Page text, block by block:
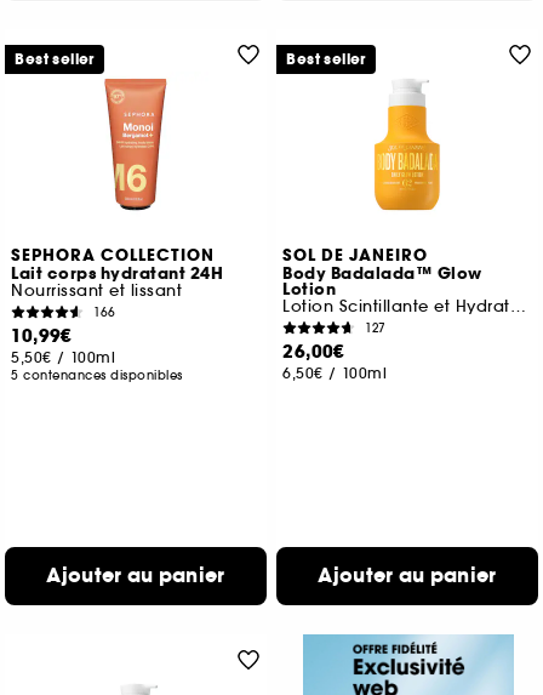
SEPHORA COLLECTION
Lait corps hydratant 24H
Nourrissant et lissant
166
10,99€
5,50€ / 100ml
5 contenances disponibles
Ajouter au panier
Best seller
SOL DE JANEIRO
Body Badalada™ Glow
Lotion
Lotion Scintillante et Hydratante 24h
127
26,00€
6,50€ / 100ml
Ajouter au panier
Best seller